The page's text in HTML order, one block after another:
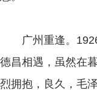
广州重逢。1926
德昌相遇，虽然在
烈拥抱，良久，毛